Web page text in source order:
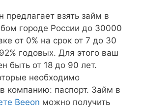
предлагает взять займ в
городе России до 30000
от 0% на срок от 7 до 30
годовых. Для этого ваш
быть от 18 до 90 лет.
необходимо
компанию: паспорт. Займ в
Beeon можно получить